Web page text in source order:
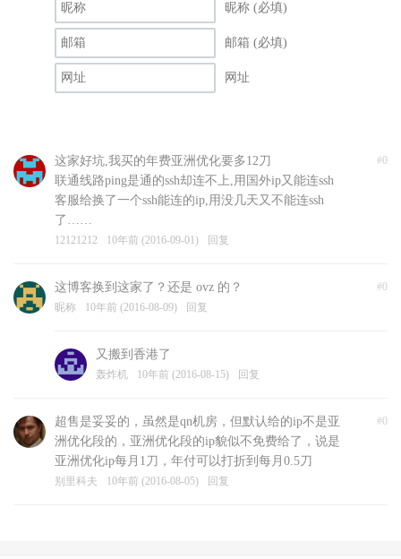
昵称 (必填)
邮箱 (必填)
网址
#0
这家好坑,我买的年费亚洲优化要多12刀
联通线路ping是通的ssh却连不上,用国外ip又能连ssh
客服给换了一个ssh能连的ip,用没几天又不能连ssh
了……
12121212 10年前 (2016-09-01) 回复
#0
这博客换到这家了？还是 ovz 的？
昵称 10年前 (2016-08-09) 回复
又搬到香港了
轰炸机 10年前 (2016-08-15) 回复
#0
超售是妥妥的，虽然是qn机房，但默认给的ip不是亚
洲优化段的，亚洲优化段的ip貌似不免费给了，说是
亚洲优化ip每月1刀，年付可以打折到每月0.5刀
别里科夫 10年前 (2016-08-05) 回复